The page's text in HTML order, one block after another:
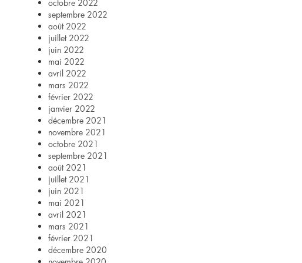
octobre 2022
septembre 2022
août 2022
juillet 2022
juin 2022
mai 2022
avril 2022
mars 2022
février 2022
janvier 2022
décembre 2021
novembre 2021
octobre 2021
septembre 2021
août 2021
juillet 2021
juin 2021
mai 2021
avril 2021
mars 2021
février 2021
décembre 2020